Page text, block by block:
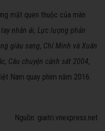
mặt quen thuộc của màn
tay nhân ái, Lực lượng phản
giàu sang, Chí Minh và Xuân
, Câu chuyện cảnh sát 2004,
Nam quay phim năm 2016.
Nguồn: giaitri.vnexpress.net